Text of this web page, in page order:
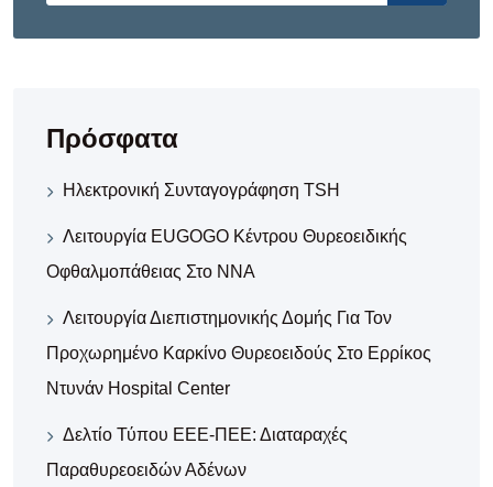
Πρόσφατα
Ηλεκτρονική Συνταγογράφηση TSH
Λειτουργία EUGOGO Κέντρου Θυρεοειδικής
Οφθαλμοπάθειας Στο ΝΝΑ
Λειτουργία Διεπιστημονικής Δομής Για Τον
Προχωρημένο Καρκίνο Θυρεοειδούς Στο Ερρίκος
Ντυνάν Hospital Center
Δελτίο Τύπου ΕΕΕ-ΠΕΕ: Διαταραχές
Παραθυρεοειδών Αδένων